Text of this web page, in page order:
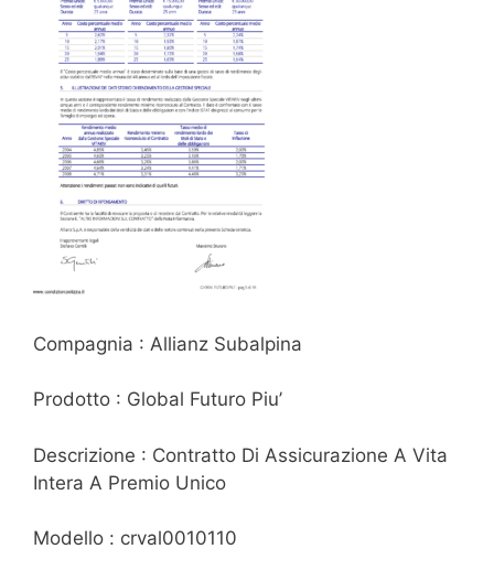
Compagnia : Allianz Subalpina
Prodotto : Global Futuro Piu’
Descrizione : Contratto Di Assicurazione A Vita
Intera A Premio Unico
Modello : crval0010110